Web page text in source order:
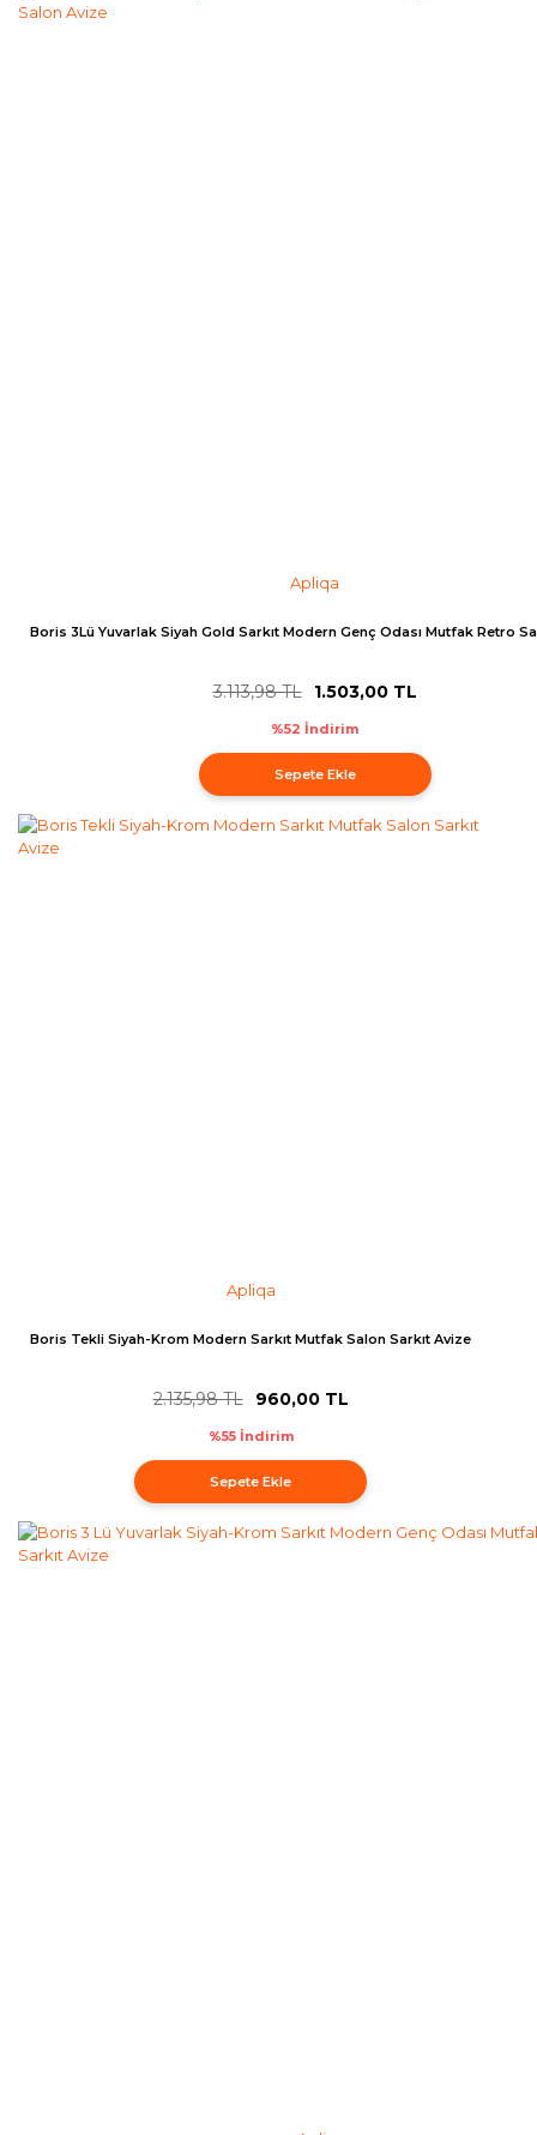
Apliqa
Boris 3Lü Yuvarlak Siyah Gold Sarkıt Modern Genç Odası Mutfak Retro
3.113,98 TL 1.503,00 TL
%52 İndirim
Sepete Ekle
Apliqa
Boris Tekli Siyah-Krom Modern Sarkıt Mutfak Salon Sarkıt Avize
2.135,98 TL 960,00 TL
%55 İndirim
Sepete Ekle